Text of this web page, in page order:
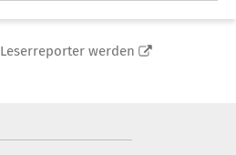
Leserreporter werden